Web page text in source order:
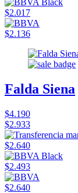
$2.017
$2.136
Falda Siena
$4.190
$2.933
$2.640
$2.493
$2.640